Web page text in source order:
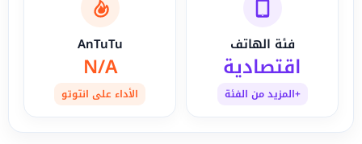
فئة الهاتف
اقتصادية
+المزيد من الفئة
AnTuTu
N/A
الأداء على انتوتو